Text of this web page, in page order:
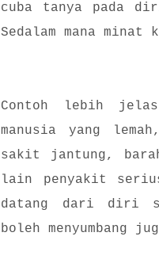
cuba tanya pada
Sedalam mana
Contoh lebih
manusia yang
sakit jantung,
lain penyakit
datang dari diri
boleh menyumbang